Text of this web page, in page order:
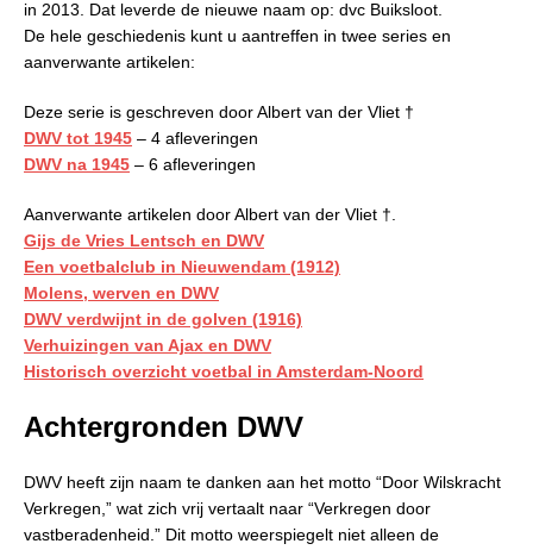
in 2013. Dat leverde de nieuwe naam op: dvc Buiksloot.
De hele geschiedenis kunt u aantreffen in twee series en
aanverwante artikelen:
Deze serie is geschreven door Albert van der Vliet †
DWV tot 1945 – 4 afleveringen
DWV na 1945 – 6 afleveringen
Aanverwante artikelen door Albert van der Vliet †.
Gijs de Vries Lentsch en DWV
Een voetbalclub in Nieuwendam (1912)
Molens, werven en DWV
DWV verdwijnt in de golven (1916)
Verhuizingen van Ajax en DWV
Historisch overzicht voetbal in Amsterdam-Noord
Achtergronden DWV
DWV heeft zijn naam te danken aan het motto “Door Wilskracht
Verkregen,” wat zich vrij vertaalt naar “Verkregen door
vastberadenheid.” Dit motto weerspiegelt niet alleen de